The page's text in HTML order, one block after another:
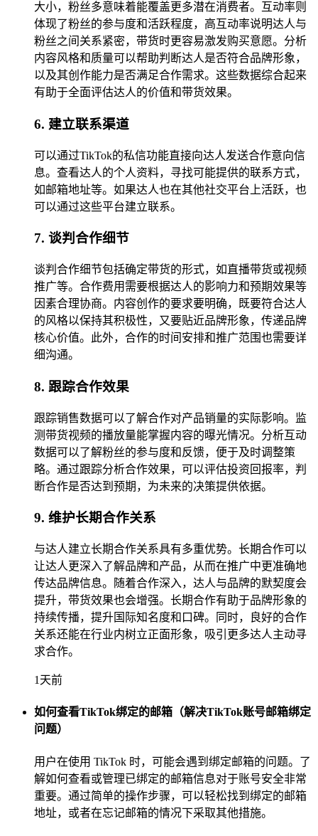
大小，粉丝多意味着能覆盖更多潜在消费者。互动率则
体现了粉丝的参与度和活跃程度，高互动率说明达人与
粉丝之间关系紧密，带货时更容易激发购买意愿。分析
内容风格和质量可以帮助判断达人是否符合品牌形象，
以及其创作能力是否满足合作需求。这些数据综合起来
有助于全面评估达人的价值和带货效果。
6. 建立联系渠道
可以通过TikTok的私信功能直接向达人发送合作意向信
息。查看达人的个人资料，寻找可能提供的联系方式，
如邮箱地址等。如果达人也在其他社交平台上活跃，也
可以通过这些平台建立联系。
7. 谈判合作细节
谈判合作细节包括确定带货的形式，如直播带货或视频
推广等。合作费用需要根据达人的影响力和预期效果等
因素合理协商。内容创作的要求要明确，既要符合达人
的风格以保持其积极性，又要贴近品牌形象，传递品牌
核心价值。此外，合作的时间安排和推广范围也需要详
细沟通。
8. 跟踪合作效果
跟踪销售数据可以了解合作对产品销量的实际影响。监
测带货视频的播放量能掌握内容的曝光情况。分析互动
数据可以了解粉丝的参与度和反馈，便于及时调整策
略。通过跟踪分析合作效果，可以评估投资回报率，判
断合作是否达到预期，为未来的决策提供依据。
9. 维护长期合作关系
与达人建立长期合作关系具有多重优势。长期合作可以
让达人更深入了解品牌和产品，从而在推广中更准确地
传达品牌信息。随着合作深入，达人与品牌的默契度会
提升，带货效果也会增强。长期合作有助于品牌形象的
持续传播，提升国际知名度和口碑。同时，良好的合作
关系还能在行业内树立正面形象，吸引更多达人主动寻
求合作。
1天前
如何查看TikTok绑定的邮箱（解决TikTok账号邮箱绑定
问题）
用户在使用 TikTok 时，可能会遇到绑定邮箱的问题。了
解如何查看或管理已绑定的邮箱信息对于账号安全非常
重要。通过简单的操作步骤，可以轻松找到绑定的邮箱
地址，或者在忘记邮箱的情况下采取其他措施。